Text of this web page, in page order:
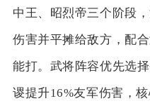
中王、昭烈帝三个阶段
伤害并平摊给敌方，配
能打。武将阵容优先选
谡提升16%友军伤害，